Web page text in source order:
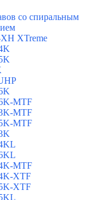
со спиральным
XTreme
MTF
MTF
MTF
MTF
XTF
XTF